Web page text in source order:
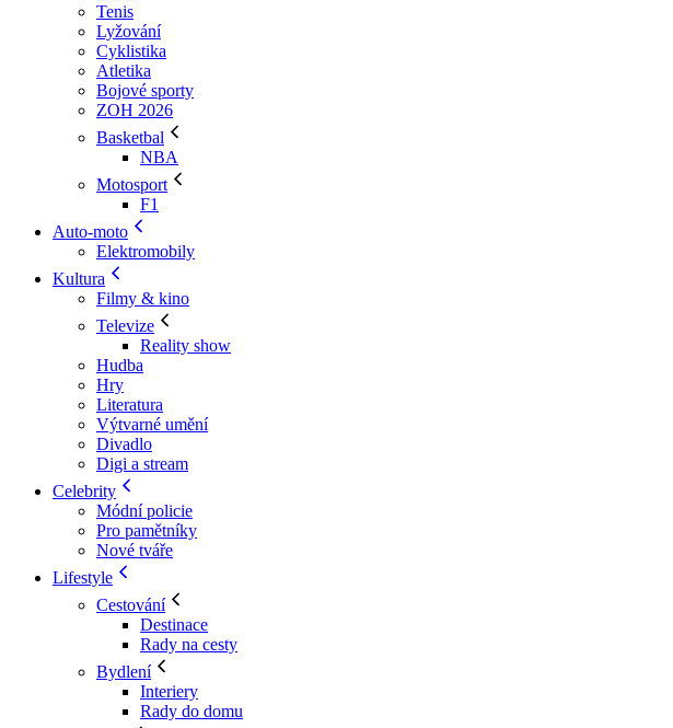
Tenis
Lyžování
Cyklistika
Atletika
Bojové sporty
ZOH 2026
Basketbal
NBA
Motosport
F1
Auto-moto
Elektromobily
Kultura
Filmy & kino
Televize
Reality show
Hudba
Hry
Literatura
Výtvarné umění
Divadlo
Digi a stream
Celebrity
Módní policie
Pro pamětníky
Nové tváře
Lifestyle
Cestování
Destinace
Rady na cesty
Bydlení
Interiery
Rady do domu